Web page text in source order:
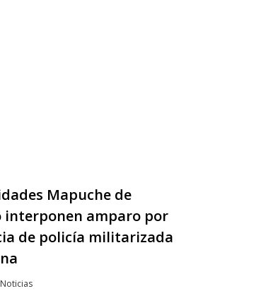
Mapuche de
interponen amparo por
de policía militarizada
Noticias